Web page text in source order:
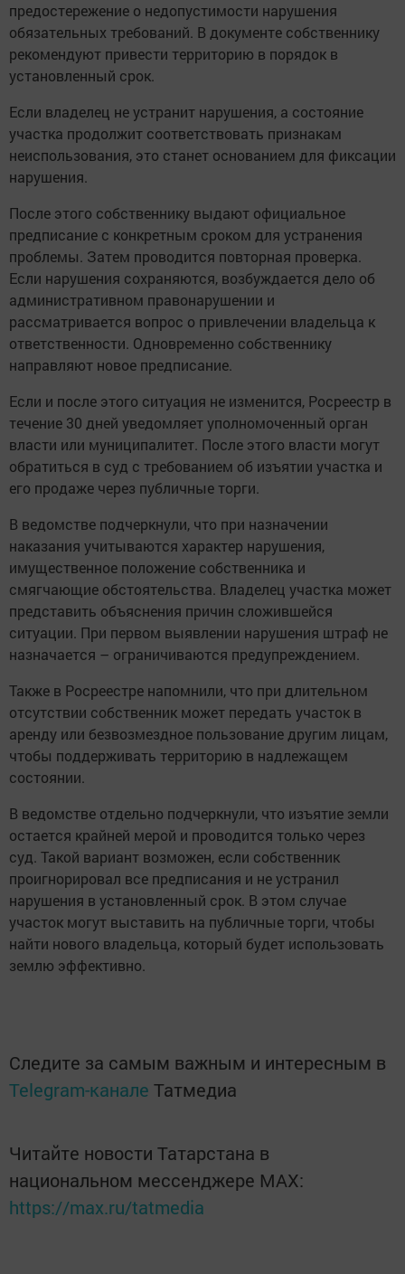
предостережение о недопустимости нарушения
обязательных требований. В документе собственнику
рекомендуют привести территорию в порядок в
установленный срок.
Если владелец не устранит нарушения, а состояние
участка продолжит соответствовать признакам
неиспользования, это станет основанием для фиксации
нарушения.
После этого собственнику выдают официальное
предписание с конкретным сроком для устранения
проблемы. Затем проводится повторная проверка.
Если нарушения сохраняются, возбуждается дело об
административном правонарушении и
рассматривается вопрос о привлечении владельца к
ответственности. Одновременно собственнику
направляют новое предписание.
Если и после этого ситуация не изменится, Росреестр в
течение 30 дней уведомляет уполномоченный орган
власти или муниципалитет. После этого власти могут
обратиться в суд с требованием об изъятии участка и
его продаже через публичные торги.
В ведомстве подчеркнули, что при назначении
наказания учитываются характер нарушения,
имущественное положение собственника и
смягчающие обстоятельства. Владелец участка может
представить объяснения причин сложившейся
ситуации. При первом выявлении нарушения штраф не
назначается – ограничиваются предупреждением.
Также в Росреестре напомнили, что при длительном
отсутствии собственник может передать участок в
аренду или безвозмездное пользование другим лицам,
чтобы поддерживать территорию в надлежащем
состоянии.
В ведомстве отдельно подчеркнули, что изъятие земли
остается крайней мерой и проводится только через
суд. Такой вариант возможен, если собственник
проигнорировал все предписания и не устранил
нарушения в установленный срок. В этом случае
участок могут выставить на публичные торги, чтобы
найти нового владельца, который будет использовать
землю эффективно.
Следите за самым важным и интересным в
Telegram-канале Татмедиа
Читайте новости Татарстана в
национальном мессенджере MАХ:
https://max.ru/tatmedia